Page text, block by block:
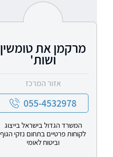
מרקמן את טומשין
ושות'
אזור המרכז
055-4532978
המשרד הגדול בישראל בייצוג
לקוחות פרטיים בתחום נזקי הגוף
וביטוח לאומי